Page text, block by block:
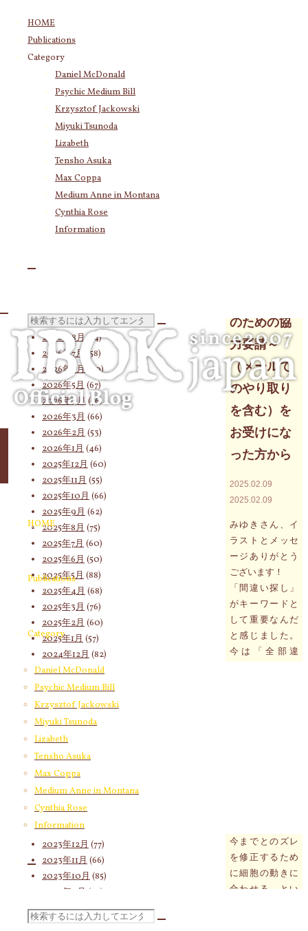
HOME
Publications
Category
Daniel McDonald
Psychic Medium Bill
Krzysztof Jackowski
Miyuki Tsunoda
Lizabeth
Tensho Asuka
Max Coppa
Medium Anne in Montana
Cynthia Rose
Information
検
索
対
HOME
Publications
Category
Daniel McDonald
Psychic Medium Bill
Krzysztof Jackowski
Miyuki Tsunoda
Lizabeth
Tensho Asuka
Max Coppa
Medium Anne in Montana
Cynthia Rose
Information
検
のための協
力要請～
（メールで
のやり取り
を含む）を
お受けにな
った方から
2025.02.09
2025.02.09
みゆきさん、イ
ラストとメッセ
ージありがとう
ございます！
「間違い探し」
がキーワードと
して重要なんだ
と感じました。
今は「全部違
今までとのズレ
を修正するため
に細胞の動きに
合わせる、とい
Daniel McDonald (243)
Psychic Medium Bill
Katherine
Krzysztof Jackowski
Miyuki Tsunoda(2,918)
Lizabeth(255)
Tensho Asuka(3,028)
Amanda Coppa(210)
Max Coppa(403)
Archives
2026年8月(14)
2026年7月
(58)
2026年6月 (60)
2026年5月 (67)
2026年4月 (76)
2026年3月 (66)
2026年2月 (53)
2026年1月 (46)
2025年12月 (60)
2025年11月 (55)
2025年10月 (66)
2025年9月 (62)
2025年8月 (75)
2025年7月 (60)
2025年6月 (50)
2025年5月 (88)
2025年4月 (68)
2025年3月 (76)
2025年2月 (60)
2025年1月 (57)
2024年12月 (82)
2024年11月(53)
2024年10月(65)
2024年9月(58)
2024年8月(65)
2024年7月
2024年6月
2024年4月
2024年3月(70)
2024年2月(55)
2024年1月
2023年12月 (77)
2023年11月 (66)
2023年10月 (85)
2023年9月 (59)
2023年8月(91)
2023年7月(89)